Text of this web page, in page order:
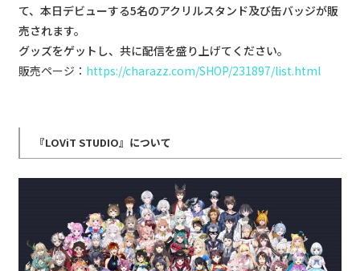
て、本日デビューする5名のアクリルスタンド及び缶バッジが販
売されます。
グッズをゲットし、共に配信を盛り上げてください。
販売ページ： https://charazz.com/SHOP/231897/list.html
『LOViT STUDIO』について